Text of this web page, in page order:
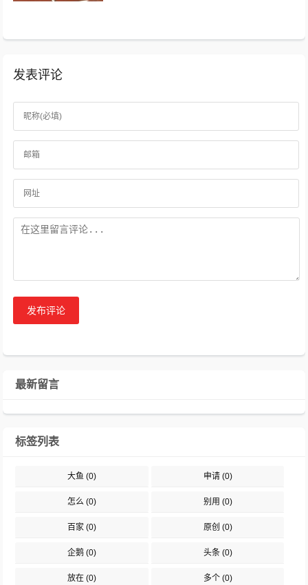
发表评论
发布评论
最新留言
标签列表
大鱼 (0) 申请(0)
怎么 (0) 别用 (0)
百家 (0) 原创 (0)
企鹅 (0) 头条(0)
放在 (0) 多个(0)